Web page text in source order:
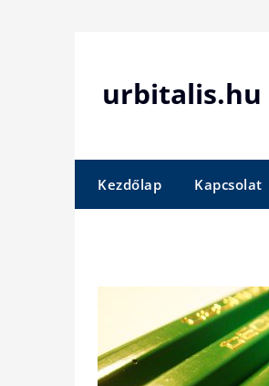
urbitalis.hu
Kezdőlap Kapcsolat